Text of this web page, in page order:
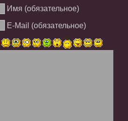
Имя (обязательное)
E-Mail (обязательное)